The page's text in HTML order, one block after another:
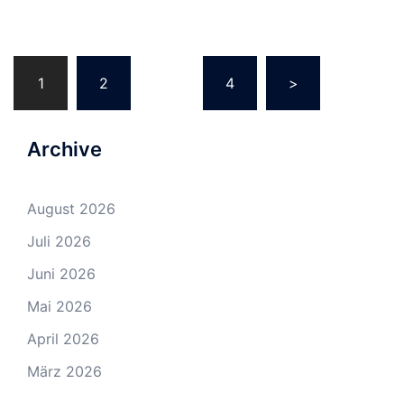
1 2 4 >
Archive
August 2026
Juli 2026
Juni 2026
Mai 2026
April 2026
März 2026